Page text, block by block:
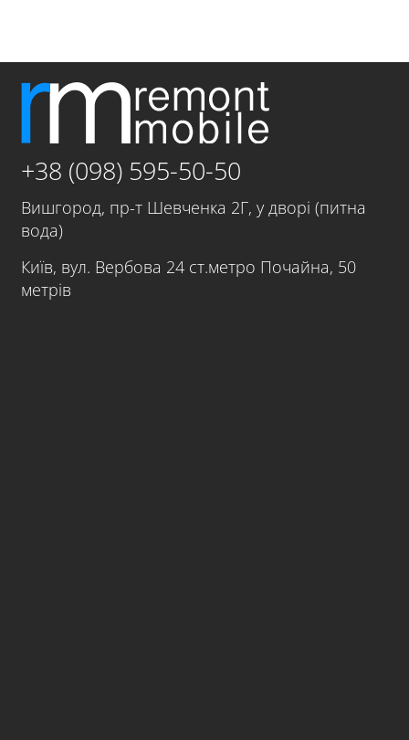
+38 (098) 595-50-50
Вишгород, пр-т Шевченка 2Г, у дворі (питна
вода)
Київ, вул. Вербова 24 ст.метро Почайна, 50
метрів